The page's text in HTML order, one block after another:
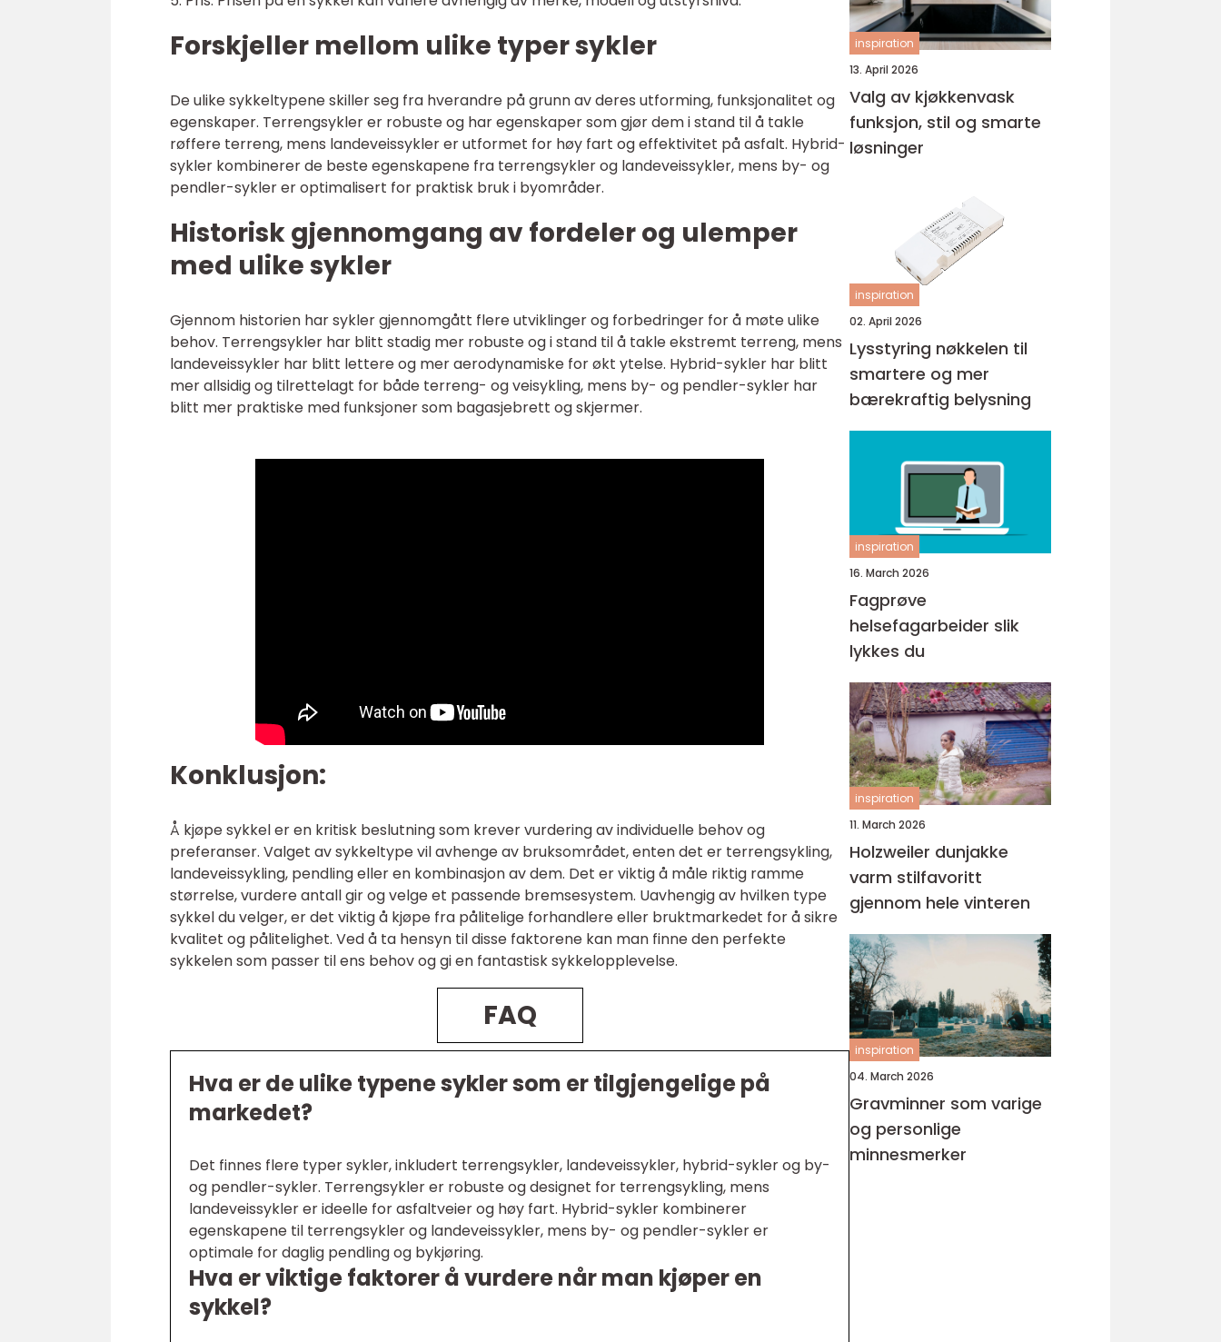
Forskjeller mellom ulike typer sykler
De ulike sykkeltypene skiller seg fra hverandre på grunn av deres utforming, funksjonalitet og
egenskaper. Terrengsykler er robuste og har egenskaper som gjør dem i stand til å takle
røffere terreng, mens landeveissykler er utformet for høy fart og effektivitet på asfalt. Hybrid-
sykler kombinerer de beste egenskapene fra terrengsykler og landeveissykler, mens by- og
pendler-sykler er optimalisert for praktisk bruk i byområder.
Historisk gjennomgang av fordeler og ulemper
med ulike sykler
Gjennom historien har sykler gjennomgått flere utviklinger og forbedringer for å møte ulike
behov. Terrengsykler har blitt stadig mer robuste og i stand til å takle ekstremt terreng, mens
landeveissykler har blitt lettere og mer aerodynamiske for økt ytelse. Hybrid-sykler har blitt
mer allsidig og tilrettelagt for både terreng- og veisykling, mens by- og pendler-sykler har
blitt mer praktiske med funksjoner som bagasjebrett og skjermer.
Konklusjon:
Å kjøpe sykkel er en kritisk beslutning som krever vurdering av individuelle behov og
preferanser. Valget av sykkeltype vil avhenge av bruksområdet, enten det er terrengsykling,
landeveissykling, pendling eller en kombinasjon av dem. Det er viktig å måle riktig ramme
størrelse, vurdere antall gir og velge et passende bremsesystem. Uavhengig av hvilken type
sykkel du velger, er det viktig å kjøpe fra pålitelige forhandlere eller bruktmarkedet for å sikre
kvalitet og pålitelighet. Ved å ta hensyn til disse faktorene kan man finne den perfekte
sykkelen som passer til ens behov og gi en fantastisk sykkelopplevelse.
FAQ
Hva er de ulike typene sykler som er tilgjengelige på
markedet?
Det finnes flere typer sykler, inkludert terrengsykler, landeveissykler, hybrid-sykler og by-
og pendler-sykler. Terrengsykler er robuste og designet for terrengsykling, mens
landeveissykler er ideelle for asfaltveier og høy fart. Hybrid-sykler kombinerer
egenskapene til terrengsykler og landeveissykler, mens by- og pendler-sykler er
optimale for daglig pendling og bykjøring.
Hva er viktige faktorer å vurdere når man kjøper en
sykkel?
inspiration
13. April 2026
Valg av kjøkkenvask
funksjon, stil og smarte
løsninger
inspiration
02. April 2026
Lysstyring nøkkelen til
smartere og mer
bærekraftig belysning
inspiration
16. March 2026
Fagprøve
helsefagarbeider slik
lykkes du
inspiration
11. March 2026
Holzweiler dunjakke
varm stilfavoritt
gjennom hele vinteren
inspiration
04. March 2026
Gravminner som varige
og personlige
minnesmerker